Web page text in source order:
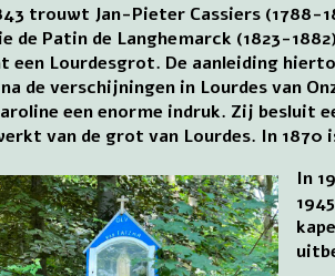
trouwt Jan-Pieter Cassiers (1788-
de Patin de Langhemarck (1823-
een Lourdesgrot. De aanleiding
de verschijningen in Lourdes van
een enorme indruk. Zij besluit
van de grot van Lourdes. In 1870
In